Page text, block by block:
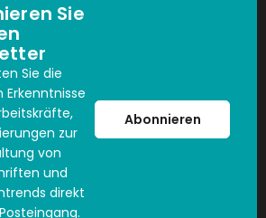
Sie
Sie die
Erkenntnisse
zur
von
und
direkt
Abonnieren